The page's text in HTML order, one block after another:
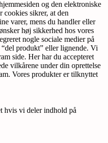
og den elektroniske
sikrer, at den
varer, mens du handler eller
høj sikkerhed hos vores
nogle sociale medier på
produkt” eller lignende. Vi
side. Her har du accepteret
vilkårene under din oprettelse
Vores produkter er tilknyttet
hvis vi deler indhold på